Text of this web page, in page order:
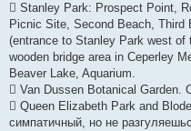
 Stanley Park: Prospect Point,
Picnic Site, Second Beach, Third
(entrance to Stanley Park west of
wooden bridge area in Ceperley
Beaver Lake, Aquarium.
 Van Dussen Botanical Garden.
 Queen Elizabeth Park and
симпатичный, но не